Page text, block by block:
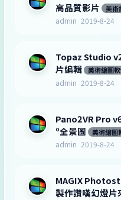
高品質影片
美術
admin 2019-8-24
Topaz Studio
片編輯
美術繪圖
admin 2019-8-24
Pano2VR Pro
º全景圖
美術繪圖
admin 2019-8-24
MAGIX
製作讚嘆幻燈片